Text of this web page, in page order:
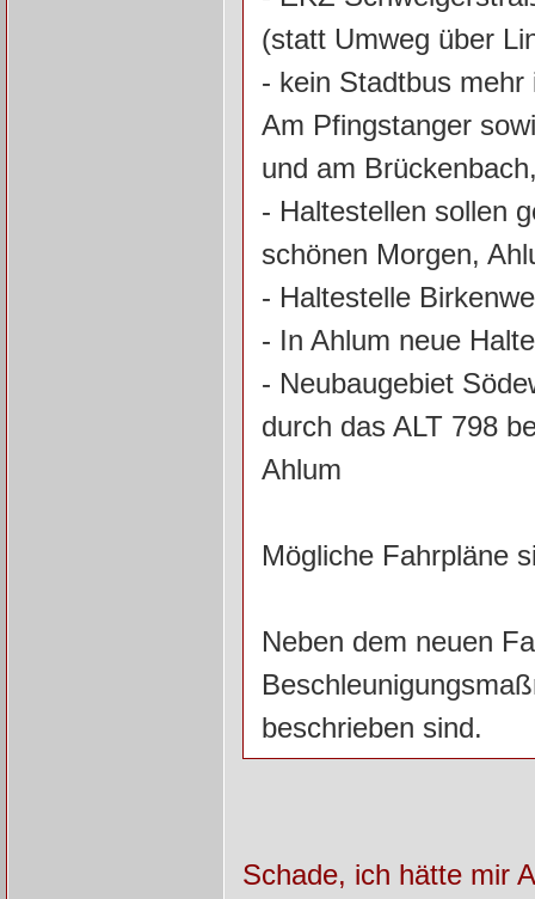
(statt Umweg über
- kein Stadtbus
Am Pfingstanger
und am
- Haltestellen sollen
schönen Morgen,
- Haltestelle
- In Ahlum neue
- Neubaugebiet
durch das ALT 798
Ahlum
Mögliche Fahrpläne
Neben dem neuen
beschrieben sind.
Schade, ich hätte mir